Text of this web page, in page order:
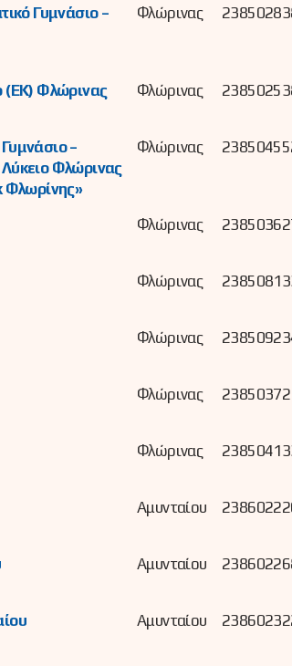
Γυμνάσιο –
Φλώρινας
(ΕΚ) Φλώρινας Φλώρινας
–
Φλώρινας
Φλωρίνης»
Φλώρινας
Φλώρινας
Φλώρινας
Φλώρινας
Φλώρινας
Φλώρινας
Αμυνταίου
Αμυνταίου
Αμυνταίου